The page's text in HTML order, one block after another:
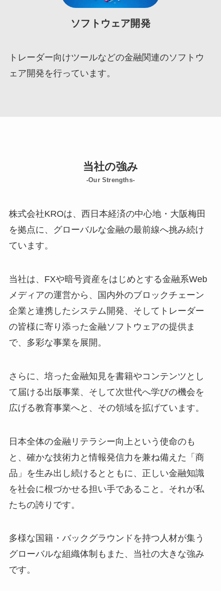
ソフトウェア開発
トレーダー向けツールなどの金融関連のソフトウ
ェア開発を行っています。
当社の強み
-Our Strengths-
株式会社KROは、西日本経済の中心地・大阪梅田
を拠点に、グローバルな金融の最前線へ挑み続け
ています。
当社は、FXや暗号資産をはじめとする金融系Web
メディアの運営から、国内外のブロックチェーン
企業と連携したシステム開発、そしてトレーダー
の皆様に寄り添った金融ソフトウェアの提供ま
で、多彩な事業を展開。
さらに、培った金融知見を書籍やコンテンツとし
て届ける出版事業、そして次世代へ学びの機会を
広げる教育事業へと、その領域を拡げています。
日本全体の金融リテラシー向上という使命のも
と、確かな技術力と情報発信力を兼ね備えた「商
品」を生み出し続けるとともに、正しい金融知識
を社会に根づかせる担い手であること。それが私
たちの誇りです。
多様な国籍・バックグラウンドを持つ人材が集う
グローバルな組織体制もまた、当社の大きな強み
です。